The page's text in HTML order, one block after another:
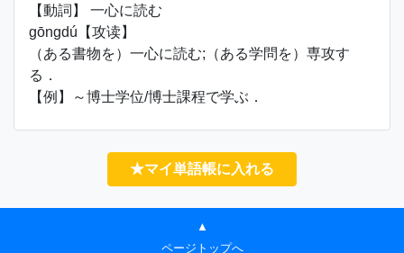
【動詞】 一心に読む
gōngdú【攻读】
（ある書物を）一心に読む;（ある学問を）専攻す
る．
【例】～博士学位/博士課程で学ぶ．
★マイ単語帳に入れる
▲
ページトップへ